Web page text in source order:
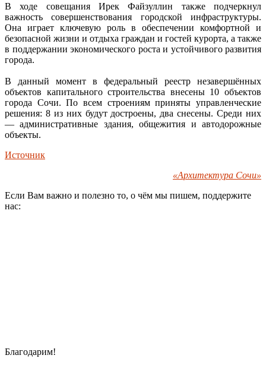
В ходе совещания Ирек Файзуллин также подчеркнул
важность совершенствования городской инфраструктуры.
Она играет ключевую роль в обеспечении комфортной и
безопасной жизни и отдыха граждан и гостей курорта, а также
в поддержании экономического роста и устойчивого развития
города.
В данный момент в федеральный реестр незавершённых
объектов капитального строительства внесены 10 объектов
города Сочи. По всем строениям приняты управленческие
решения: 8 из них будут достроены, два снесены. Среди них
— административные здания, общежития и автодорожные
объекты.
Источник
«Архитектура Сочи»
Если Вам важно и полезно то, о чём мы пишем, поддержите
нас:
Благодарим!